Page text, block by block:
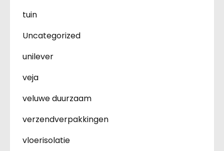
tuin
Uncategorized
unilever
veja
veluwe duurzaam
verzendverpakkingen
vloerisolatie